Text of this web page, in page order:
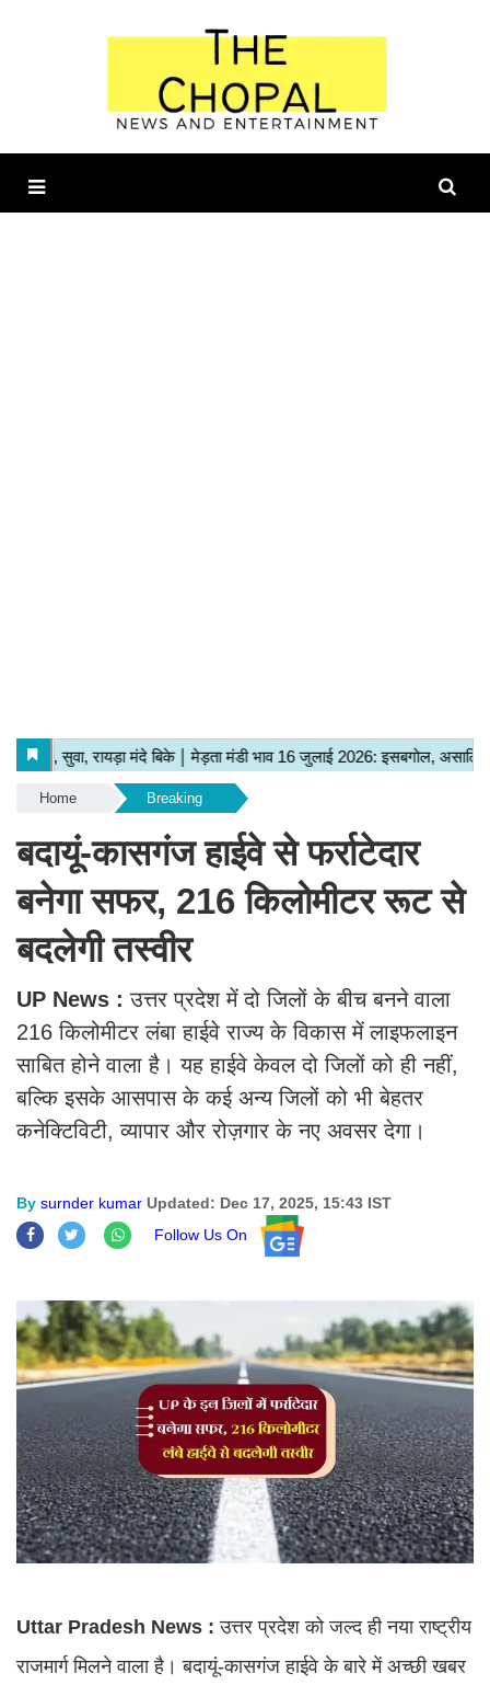
Home Breaking
बदायूं-कासगंज हाईवे से फर्राटेदार
बनेगा सफर, 216 किलोमीटर रूट से
बदलेगी तस्वीर
UP News :उत्तर प्रदेश में दो जिलों के बीच बनने वाला
216 किलोमीटर लंबा हाईवे राज्य के विकास में लाइफलाइन
साबित होने वाला है। यह हाईवे केवल दो जिलों को ही नहीं,
बल्कि इसके आसपास के कई अन्य जिलों को भी बेहतर
कनेक्टिविटी, व्यापार और रोज़गार के नए अवसर देगा।
By surnder kumar Updated: Dec 17, 2025, 15:43 IST
Follow Us On
Uttar Pradesh News :उत्तर प्रदेश को जल्द ही नया राष्ट्रीय
राजमार्ग मिलने वाला है। बदायूं-कासगंज हाईवे के बारे में अच्छी खबर